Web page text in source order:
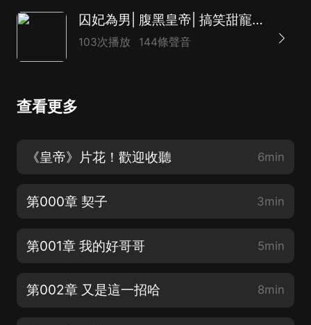
囚妃為男| 腹黑皇帝| 搞笑甜寵| 重生
103次播放 144條聲音
查看更多
《皇帝》片花！歡迎收聽 6min
第000章 契子 3min
第001章 我的好哥哥 5min
第002章 又是這一招哈 8min